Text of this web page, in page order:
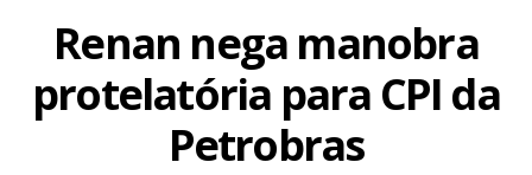
Renan nega manobra
protelatória para CPI da
Petrobras